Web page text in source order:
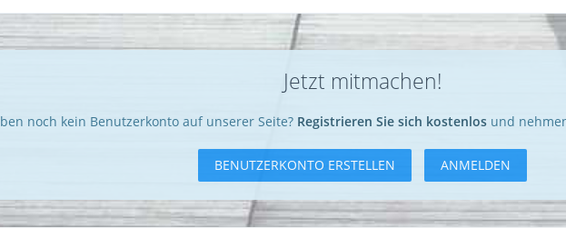
Jetzt mitmachen!
noch kein Benutzerkonto auf unserer Seite? Registrieren Sie sich kostenlos und
BENUTZERKONTO ERSTELLEN ANMELDEN